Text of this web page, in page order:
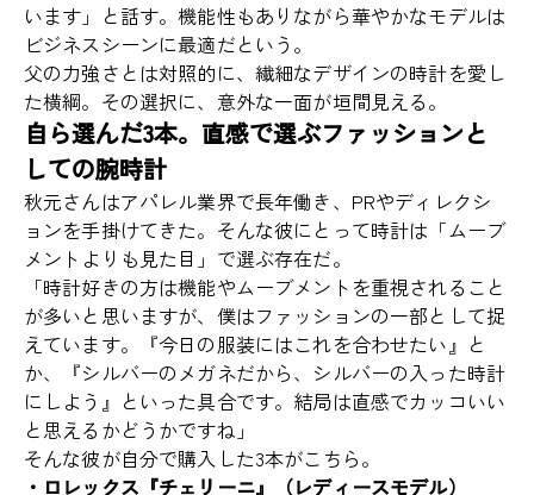
います」と話す。機能性もありながら華やかなモデルは
ビジネスシーンに最適だという。
父の力強さとは対照的に、繊細なデザインの時計を愛し
た横綱。その選択に、意外な一面が垣間見える。
自ら選んだ3本。直感で選ぶファッションと
しての腕時計
秋元さんはアパレル業界で長年働き、PRやディレクシ
ョンを手掛けてきた。そんな彼にとって時計は「ムーブ
メントよりも見た目」で選ぶ存在だ。
「時計好きの方は機能やムーブメントを重視されること
が多いと思いますが、僕はファッションの一部として捉
えています。『今日の服装にはこれを合わせたい』と
か、『シルバーのメガネだから、シルバーの入った時計
にしよう』といった具合です。結局は直感でカッコいい
と思えるかどうかですね」
そんな彼が自分で購入した3本がこちら。
・ロレックス『チェリーニ』（レディースモデル）